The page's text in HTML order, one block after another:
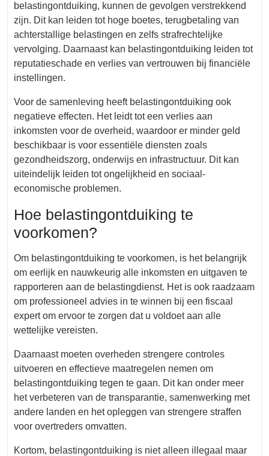
belastingontduiking, kunnen de gevolgen verstrekkend
zijn. Dit kan leiden tot hoge boetes, terugbetaling van
achterstallige belastingen en zelfs strafrechtelijke
vervolging. Daarnaast kan belastingontduiking leiden tot
reputatieschade en verlies van vertrouwen bij financiële
instellingen.
Voor de samenleving heeft belastingontduiking ook
negatieve effecten. Het leidt tot een verlies aan
inkomsten voor de overheid, waardoor er minder geld
beschikbaar is voor essentiële diensten zoals
gezondheidszorg, onderwijs en infrastructuur. Dit kan
uiteindelijk leiden tot ongelijkheid en sociaal-
economische problemen.
Hoe belastingontduiking te
voorkomen?
Om belastingontduiking te voorkomen, is het belangrijk
om eerlijk en nauwkeurig alle inkomsten en uitgaven te
rapporteren aan de belastingdienst. Het is ook raadzaam
om professioneel advies in te winnen bij een fiscaal
expert om ervoor te zorgen dat u voldoet aan alle
wettelijke vereisten.
Daarnaast moeten overheden strengere controles
uitvoeren en effectieve maatregelen nemen om
belastingontduiking tegen te gaan. Dit kan onder meer
het verbeteren van de transparantie, samenwerking met
andere landen en het opleggen van strengere straffen
voor overtreders omvatten.
Kortom, belastingontduiking is niet alleen illegaal maar